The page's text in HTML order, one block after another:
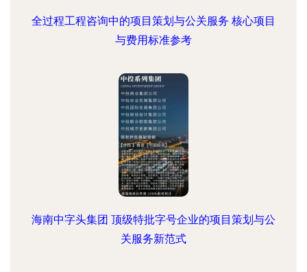
全过程工程咨询中的项目策划与公关服务 核心项目
与费用标准参考
海南中字头集团 顶级特批字号企业的项目策划与公
关服务新范式